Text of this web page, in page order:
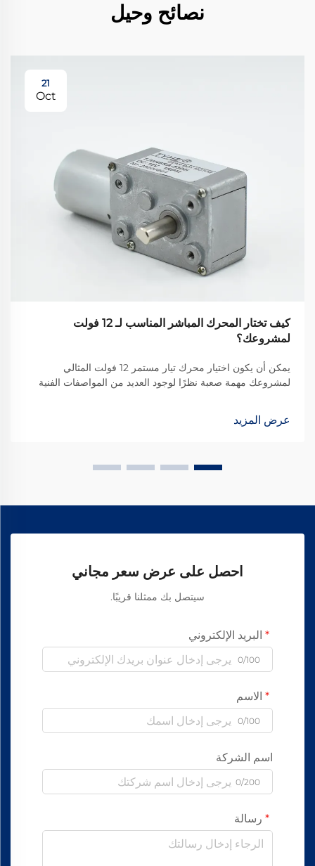
نصائح وحيل
21
Oct
كيف تختار المحرك المباشر المناسب لـ 12 فولت
لمشروعك؟
يمكن أن يكون اختيار محرك تيار مستمر 12 فولت المثالي
لمشروعك مهمة صعبة نظرًا لوجود العديد من المواصفات الفنية
مخصص للسيارة، أو جهاز ذكي للمنزل، فإن الاختيار الخاطئ قد
يؤدي إلى ...
عرض المزيد
احصل على عرض سعر مجاني
سيتصل بك ممثلنا قريبًا.
البريد الإلكتروني
0/100
الاسم
0/100
اسم الشركة
0/200
رسالة